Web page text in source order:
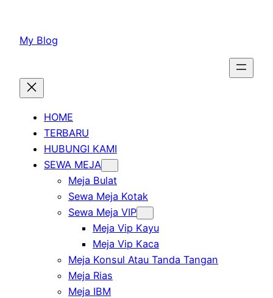
konten
My Blog
HOME
TERBARU
HUBUNGI KAMI
SEWA MEJA
Meja Bulat
Sewa Meja Kotak
Sewa Meja VIP
Meja Vip Kayu
Meja Vip Kaca
Meja Konsul Atau Tanda Tangan
Meja Rias
Meja IBM